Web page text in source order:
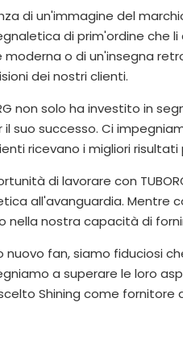
di un'immagine del
di prim'ordine che
moderna o di un'insegna
dei nostri clienti.
non solo ha investito in
suo successo. Ci
ricevano i migliori risultati
di lavorare con
all'avanguardia. Mentre
nella nostra capacità di
nuovo fan, siamo fiduciosi
a superare le loro
scelto Shining come